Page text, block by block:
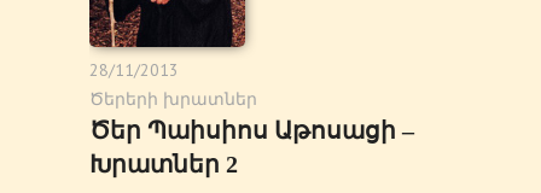
28/11/2013
Ծերերի խրատներ
Ծեր Պաիսիոս Աթոսացի –
Խրատներ 2